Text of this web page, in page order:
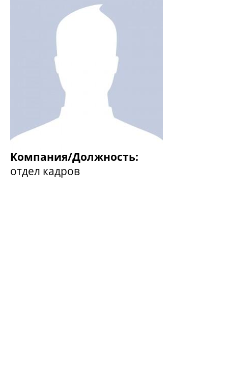
Компания/Должность:
отдел кадров